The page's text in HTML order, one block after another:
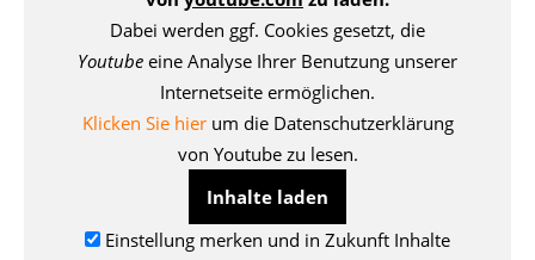
Dabei werden ggf. Cookies gesetzt, die
Youtube eine Analyse Ihrer Benutzung unserer
Internetseite ermöglichen.
Klicken Sie hierum die Datenschutzerklärung
von Youtube zu lesen.
Inhalte laden
Einstellung merken und in Zukunft Inhalte